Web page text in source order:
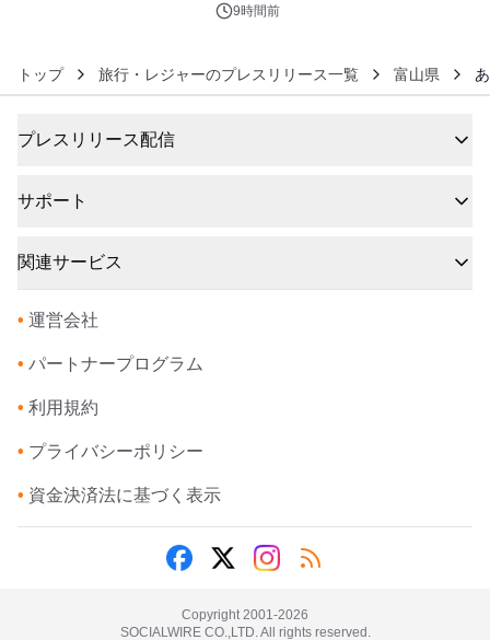
ズ（XL・2XL・3XL）を先行販売中
9時間前
トップ 旅行・レジャーのプレスリリース一覧 富山県
プレスリリース配信
サポート
関連サービス
• 運営会社
• パートナープログラム
• 利用規約
• プライバシーポリシー
• 資金決済法に基づく表示
Copyright 2001-2026
SOCIALWIRE CO.,LTD. All rights reserved.